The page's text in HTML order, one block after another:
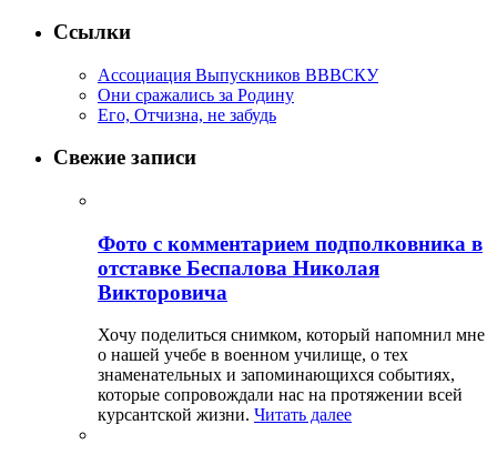
Ссылки
Ассоциация Выпускников ВВВСКУ
Они сражались за Родину
Его, Отчизна, не забудь
Свежие записи
Фото с комментарием подполковника в
отставке Беспалова Николая
Викторовича
Хочу поделиться снимком, который напомнил мне
о нашей учебе в военном училище, о тех
знаменательных и запоминающихся событиях,
которые сопровождали нас на протяжении всей
курсантской жизни. Читать далее